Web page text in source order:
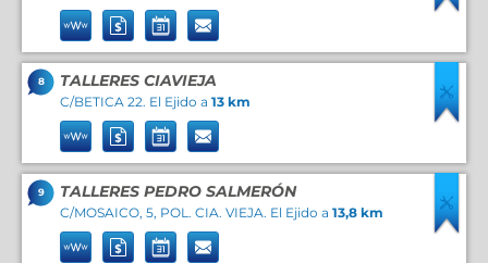
8 TALLERES CIAVIEJA
C/BETICA 22. El Ejido a 13 km
9 TALLERES PEDRO SALMERÓN
C/MOSAICO, 5, POL. CIA. VIEJA. El Ejido a 13,8 km